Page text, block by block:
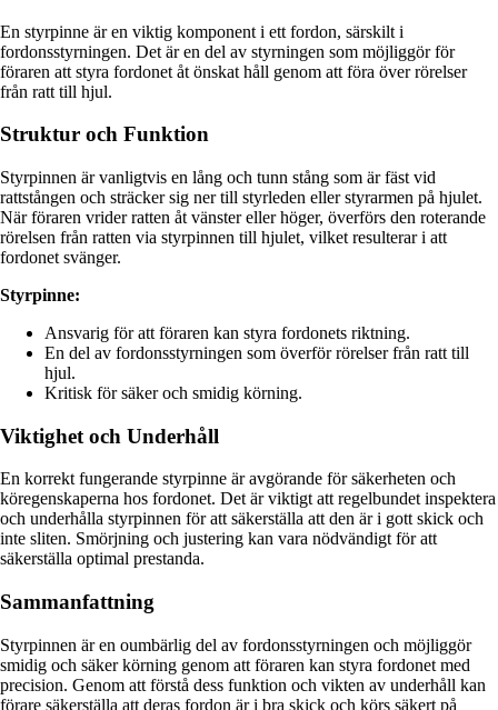
En styrpinne är en viktig komponent i ett fordon, särskilt i
fordonsstyrningen. Det är en del av styrningen som möjliggör för
föraren att styra fordonet åt önskat håll genom att föra över rörelser
från ratt till hjul.
Struktur och Funktion
Styrpinnen är vanligtvis en lång och tunn stång som är fäst vid
rattstången och sträcker sig ner till styrleden eller styrarmen på hjulet.
När föraren vrider ratten åt vänster eller höger, överförs den roterande
rörelsen från ratten via styrpinnen till hjulet, vilket resulterar i att
fordonet svänger.
Styrpinne:
Ansvarig för att föraren kan styra fordonets riktning.
En del av fordonsstyrningen som överför rörelser från ratt till
hjul.
Kritisk för säker och smidig körning.
Viktighet och Underhåll
En korrekt fungerande styrpinne är avgörande för säkerheten och
köregenskaperna hos fordonet. Det är viktigt att regelbundet inspektera
och underhålla styrpinnen för att säkerställa att den är i gott skick och
inte sliten. Smörjning och justering kan vara nödvändigt för att
säkerställa optimal prestanda.
Sammanfattning
Styrpinnen är en oumbärlig del av fordonsstyrningen och möjliggör
smidig och säker körning genom att föraren kan styra fordonet med
precision. Genom att förstå dess funktion och vikten av underhåll kan
förare säkerställa att deras fordon är i bra skick och körs säkert på